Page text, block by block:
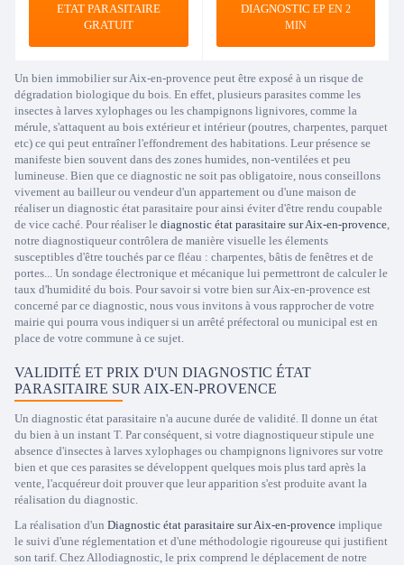
ETAT PARASITAIRE
GRATUIT
DIAGNOSTIC EP EN 2
MIN
Un bien immobilier sur Aix-en-provence peut être exposé à un risque de
dégradation biologique du bois. En effet, plusieurs parasites comme les
insectes à larves xylophages ou les champignons lignivores, comme la
mérule, s'attaquent au bois extérieur et intérieur (poutres, charpentes, parquet
etc) ce qui peut entraîner l'effondrement des habitations. Leur présence se
manifeste bien souvent dans des zones humides, non-ventilées et peu
lumineuse. Bien que ce diagnostic ne soit pas obligatoire, nous conseillons
vivement au bailleur ou vendeur d'un appartement ou d'une maison de
réaliser un diagnostic état parasitaire pour ainsi éviter d'être rendu coupable
de vice caché. Pour réaliser le diagnostic état parasitaire sur Aix-en-provence,
notre diagnostiqueur contrôlera de manière visuelle les élements
susceptibles d'être touchés par ce fléau : charpentes, bâtis de fenêtres et de
portes... Un sondage électronique et mécanique lui permettront de calculer le
taux d'humidité du bois. Pour savoir si votre bien sur Aix-en-provence est
concerné par ce diagnostic, nous vous invitons à vous rapprocher de votre
mairie qui pourra vous indiquer si un arrêté préfectoral ou municipal est en
place de votre commune à ce sujet.
VALIDITÉ ET PRIX D'UN DIAGNOSTIC ÉTAT
PARASITAIRE SUR AIX-EN-PROVENCE
Un diagnostic état parasitaire n'a aucune durée de validité. Il donne un état
du bien à un instant T. Par conséquent, si votre diagnostiqueur stipule une
absence d'insectes à larves xylophages ou champignons lignivores sur votre
bien et que ces parasites se développent quelques mois plus tard après la
vente, l'acquéreur doit prouver que leur apparition s'est produite avant la
réalisation du diagnostic.
La réalisation d'un Diagnostic état parasitaire sur Aix-en-provence implique
le suivi d'une réglementation et d'une méthodologie rigoureuse qui justifient
son tarif. Chez Allodiagnostic, le prix comprend le déplacement de notre